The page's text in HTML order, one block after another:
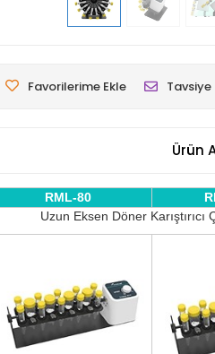
Favorilerime Ekle Tavsiye
Ürün
RML-80
Uzun Eksen Döner Karıştırıcı